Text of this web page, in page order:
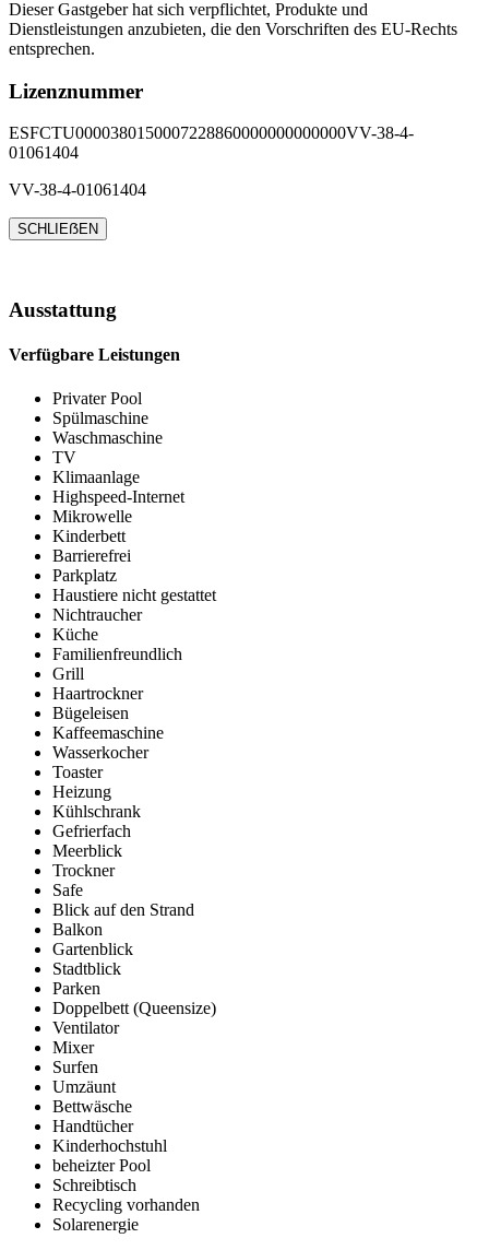
Dieser Gastgeber hat sich verpflichtet, Produkte und
Dienstleistungen anzubieten, die den Vorschriften des EU-Rechts
entsprechen.
Lizenznummer
ESFCTU0000380150007228860000000000000VV-38-4-
01061404
VV-38-4-01061404
SCHLIEẞEN
Ausstattung
Verfügbare Leistungen
Privater Pool
Spülmaschine
Waschmaschine
TV
Klimaanlage
Highspeed-Internet
Mikrowelle
Kinderbett
Barrierefrei
Parkplatz
Haustiere nicht gestattet
Nichtraucher
Küche
Familienfreundlich
Grill
Haartrockner
Bügeleisen
Kaffeemaschine
Wasserkocher
Toaster
Heizung
Kühlschrank
Gefrierfach
Meerblick
Trockner
Safe
Blick auf den Strand
Balkon
Gartenblick
Stadtblick
Parken
Doppelbett (Queensize)
Ventilator
Mixer
Surfen
Umzäunt
Bettwäsche
Handtücher
Kinderhochstuhl
beheizter Pool
Schreibtisch
Recycling vorhanden
Solarenergie